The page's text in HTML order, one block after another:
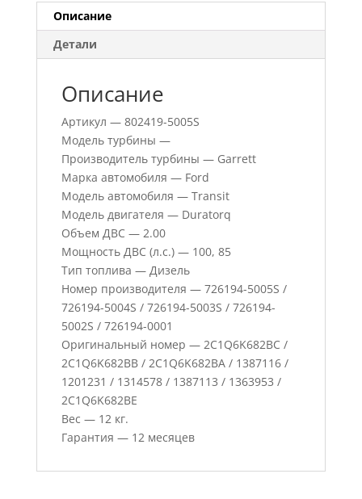
Описание
Детали
Описание
Артикул — 802419-5005S
Модель турбины —
Производитель турбины — Garrett
Марка автомобиля — Ford
Модель автомобиля — Transit
Модель двигателя — Duratorq
Объем ДВС — 2.00
Мощность ДВС (л.с.) — 100, 85
Тип топлива — Дизель
Номер производителя — 726194-5005S /
726194-5004S / 726194-5003S / 726194-
5002S / 726194-0001
Оригинальный номер — 2C1Q6K682BC /
2C1Q6K682BB / 2C1Q6K682BA / 1387116 /
1201231 / 1314578 / 1387113 / 1363953 /
2C1Q6K682BE
Вес — 12 кг.
Гарантия — 12 месяцев